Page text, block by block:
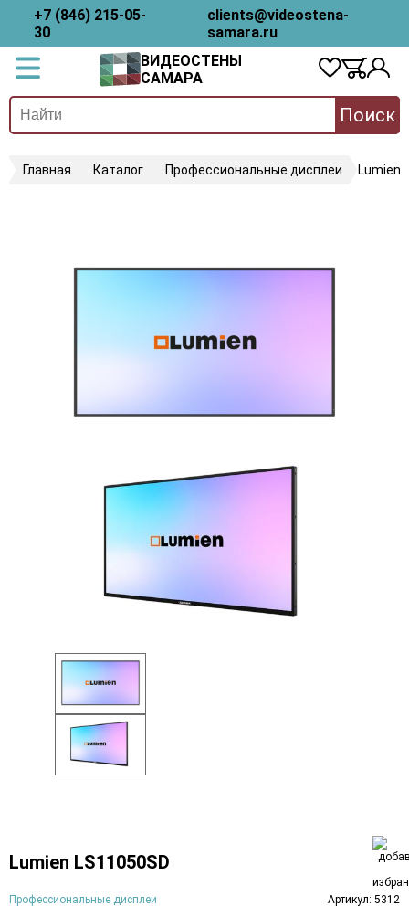
+7 (846) 215-05-
30
clients@videostena-
samara.ru
ВИДЕОСТЕНЫ
САМАРА
Поиск
Главная Каталог Профессиональные дисплеи Lumien
Lumien LS11050SD
Профессиональные дисплеи Артикул: 5312